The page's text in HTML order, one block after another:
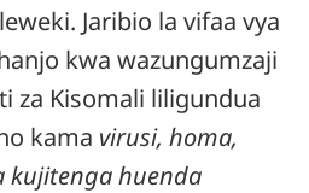
Jaribio la vifaa vya
kwa wazungumzaji
za Kisomali liligundua
kama virusi, homa,
kujitengahuenda